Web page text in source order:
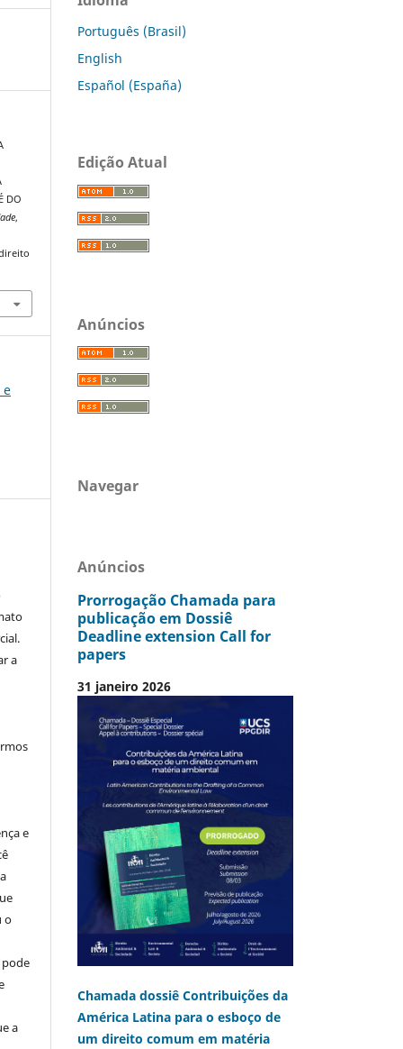
DO
,
e
a
e
o
a
Português (Brasil)
English
Español (España)
Edição Atual
Anúncios
Navegar
Anúncios
Prorrogação Chamada para
publicação em Dossiê
Deadline extension Call for
papers
31 janeiro 2026
Chamada dossiê Contribuições da
América Latina para o esboço de
um direito comum em matéria